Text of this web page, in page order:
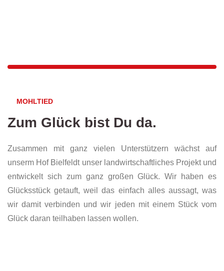
MOHLTIED
Zum Glück bist Du da.
Zusammen mit ganz vielen Unterstützern wächst auf
unserm Hof Bielfeldt unser landwirtschaftliches Projekt und
entwickelt sich zum ganz großen Glück. Wir haben es
Glücksstück getauft, weil das einfach alles aussagt, was
wir damit verbinden und wir jeden mit einem Stück vom
Glück daran teilhaben lassen wollen.